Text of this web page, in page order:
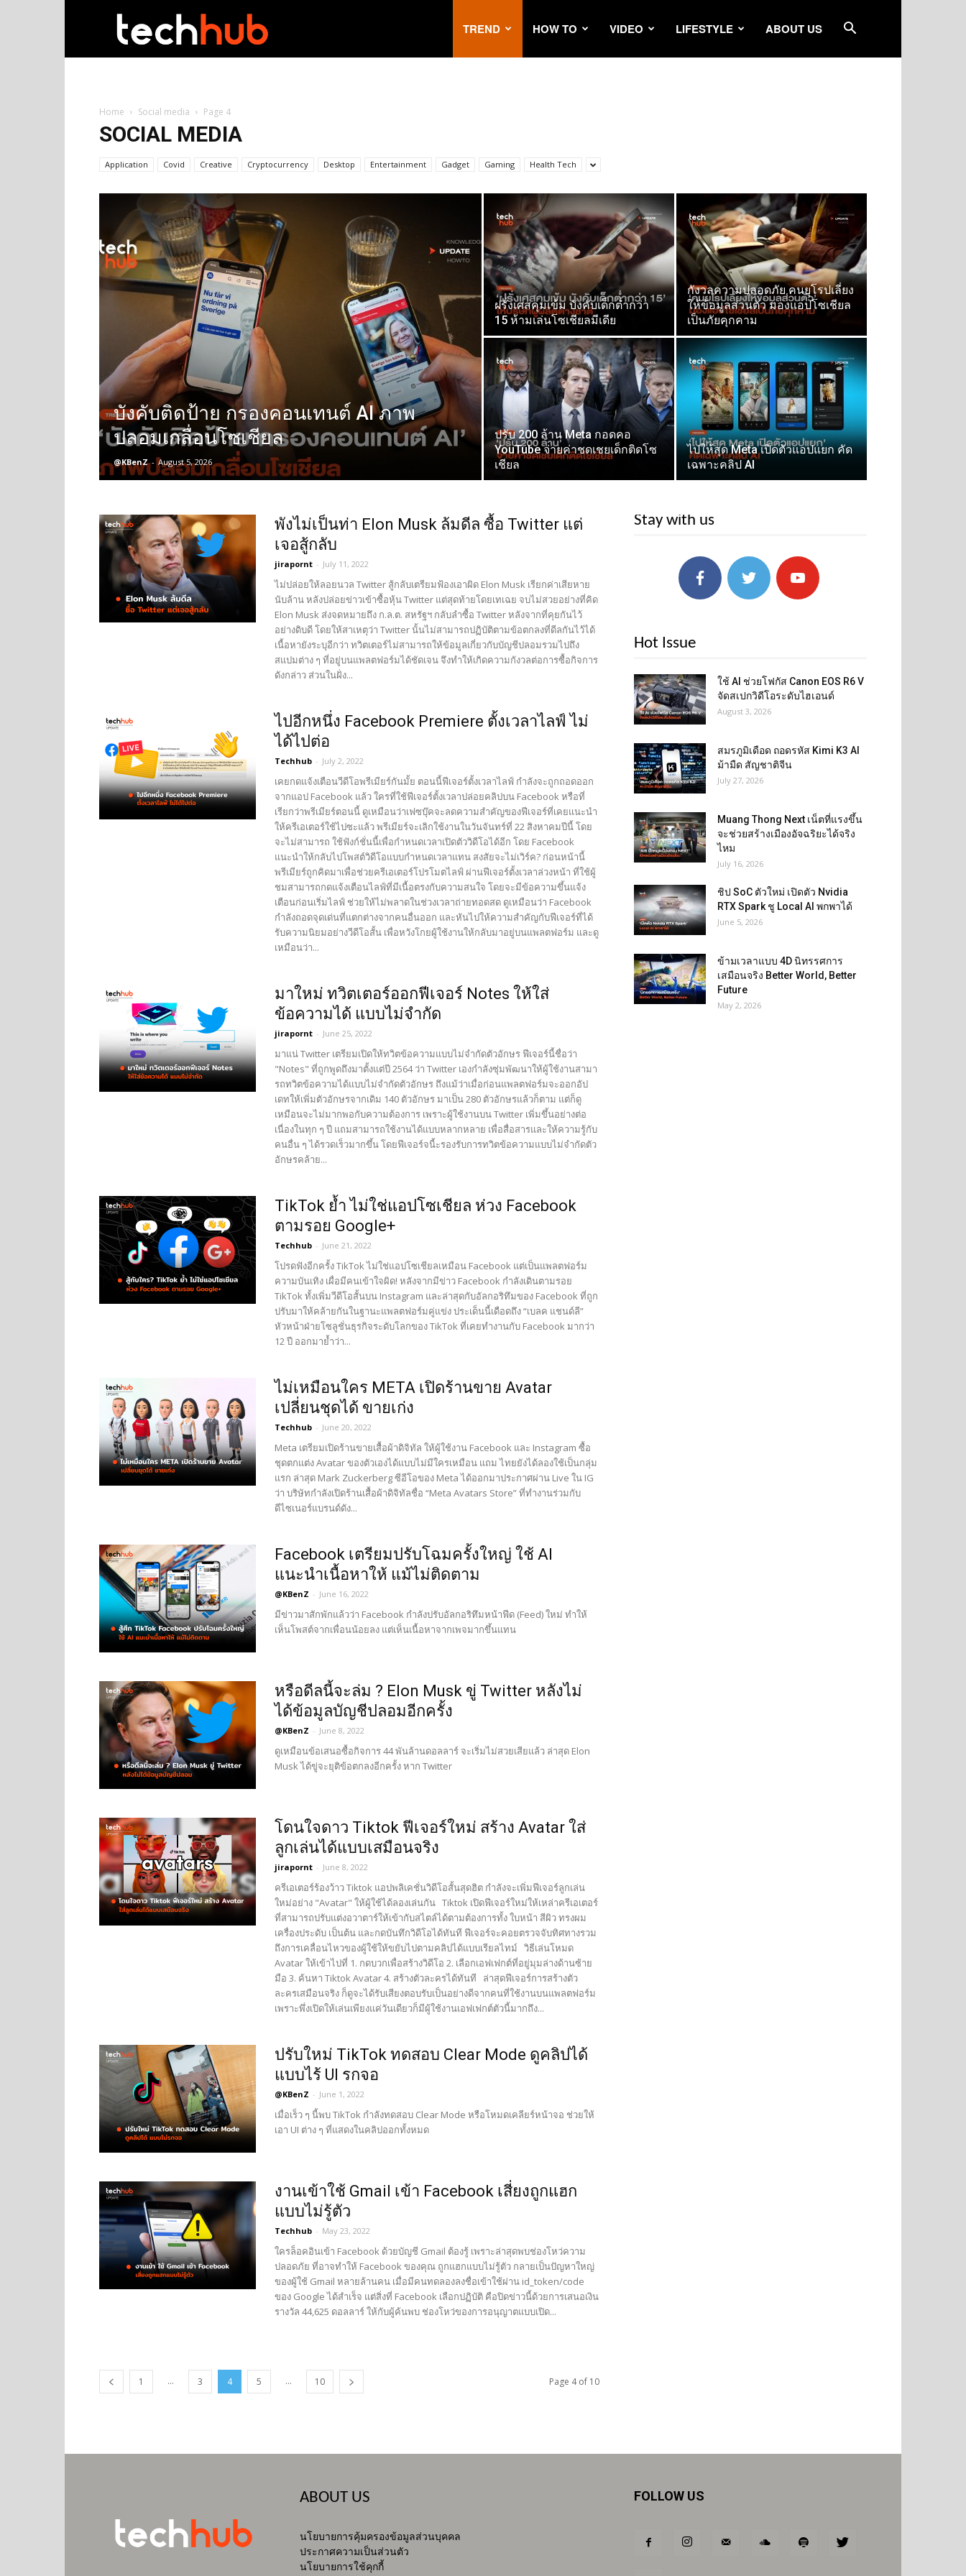
TREND HOW TO VIDEO LIFESTYLE ABOUT US
Home Social media Page 4
SOCIAL MEDIA
Application Covid Creative Cryptocurrency Desktop Entertainment Gadget Gaming Health Tech
บังคับติดป้าย กรองคอนเทนต์ AI ภาพ
ปลอมเกลื่อนโซเชียล
@KBenZ - August 5, 2026
ฝรั่งเศสคุมเข้ม บังคับเด็กต่ำกว่า
15 ห้ามเล่นโซเชียลมีเดีย
กังวลความปลอดภัย คนยุโรปเลี่ยง
ให้ข้อมูลส่วนตัว มองแอปโซเชียล
เป็นภัยคุกคาม
ปรับ 200 ล้าน Meta กอดคอ
YouTube จ่ายค่าชดเชยเด็กติดโซ
เชียล
ไปให้สุด Meta เปิดตัวแอปแยก คัด
เฉพาะคลิป AI
พังไม่เป็นท่า Elon Musk ล้มดีล ซื้อ Twitter แต่
เจอสู้กลับ
jirapornt - July 11, 2022
ไม่ปล่อยให้ลอยนวล Twitter สู้กลับเตรียมฟ้องเอาผิด Elon Musk เรียกค่าเสียหาย
นับล้าน หลังปล่อยข่าวเข้าซื้อหุ้น Twitter แต่สุดท้ายโดยเทเฉย จบไม่สวยอย่างที่คิด
Elon Musk ส่งจดหมายถึง ก.ล.ต. สหรัฐฯ กลับลำซื้อ Twitter หลังจากที่คุยกันไว้
อย่างดิบดี โดยให้สาเหตุว่า Twitter นั้นไม่สามารถปฏิบัติตามข้อตกลงที่ดีลกันไว้ได้
เนื้อหายังระบุอีกว่า ทวิตเตอร์ไม่สามารถให้ข้อมูลเกี่ยวกับบัญชีปลอมรวมไปถึง
สแปมต่าง ๆ ที่อยู่บนแพลตฟอร์มได้ชัดเจน จึงทำให้เกิดความกังวลต่อการซื้อกิจการ
ดังกล่าว ส่วนในฝั่ง...
ไปอีกหนึ่ง Facebook Premiere ตั้งเวลาไลฟ์ ไม่
ได้ไปต่อ
Techhub - July 2, 2022
เคยกดแจ้งเตือนวีดีโอพรีเมียร์กันมั้ย ตอนนี้ฟีเจอร์ตั้งเวลาไลฟ์ กำลังจะถูกถอดออก
จากแอป Facebook แล้ว ใครที่ใช้ฟีเจอร์ตั้งเวลาปล่อยคลิปบน Facebook หรือที่
เรียกว่าพรีเมียร์ตอนนี้ ดูเหมือนว่าเฟซบุ๊คจะลดความสำคัญของฟีเจอร์ที่เคยแนะนำ
ให้ครีเอเตอร์ใช้ไปซะแล้ว พรีเมียร์จะเลิกใช้งานในวันจันทร์ที่ 22 สิงหาคมปีนี้ โดย
จะไม่สามารถ ใช้ฟังก์ชั่นนี้เพื่อกำหนดเวลาเปิดตัววิดีโอได้อีก โดย Facebook
แนะนำให้กลับไปโพสต์วิดีโอแบบกำหนดเวลาแทน สงสัยจะไม่เวิร์ค? ก่อนหน้านี้
พรีเมียร์ถูกคิดมาเพื่อช่วยครีเอเตอร์โปรโมตไลฟ์ ผ่านฟีเจอร์ตั้งเวลาล่วงหน้า ที่ใช้ผู้
ชมสามารถกดแจ้งเตือนไลฟ์ที่มีเนื้อตรงกับความสนใจ โดยจะมีข้อความขึ้นแจ้ง
เตือนก่อนเริ่มไลฟ์ ช่วยให้ไม่พลาดในช่วงเวลาถ่ายทอดสด ดูเหมือนว่า Facebook
กำลังถอดจุดเด่นที่แตกต่างจากคนอื่นออก และหันไปให้ความสำคัญกับฟีเจอร์ที่ได้
รับความนิยมอย่างวีดีโอสั้น เพื่อหวังโกยผู้ใช้งานให้กลับมาอยู่บนแพลตฟอร์ม และดู
เหมือนว่า...
มาใหม่ ทวิตเตอร์ออกฟีเจอร์ Notes ให้ใส่
ข้อความได้ แบบไม่จำกัด
jirapornt - June 25, 2022
มาแน่ Twitter เตรียมเปิดให้ทวิตข้อความแบบไม่จำกัดตัวอักษร ฟีเจอร์นี้ชื่อว่า
"Notes" ที่ถูกพูดถึงมาตั้งแต่ปี 2564 ว่า Twitter เองกำลังซุ่มพัฒนาให้ผู้ใช้งานสามา
รถทวิตข้อความได้แบบไม่จำกัดตัวอักษร ถึงแม้ว่าเมื่อก่อนแพลตฟอร์มจะออกอัป
เดทให้เพิ่มตัวอักษรจากเดิม 140 ตัวอักษร มาเป็น 280 ตัวอักษรแล้วก็ตาม แต่ก็ดู
เหมือนจะไม่มากพอกับความต้องการ เพราะผู้ใช้งานบน Twitter เพิ่มขึ้นอย่างต่อ
เนื่องในทุก ๆ ปี แถมสามารถใช้งานได้แบบหลากหลาย เพื่อสื่อสารและให้ความรู้กับ
คนอื่น ๆ ได้รวดเร็วมากขึ้น โดยฟีเจอร์จนี้ะรองรับการทวิตข้อความแบบไม่จำกัดตัว
อักษรคล้าย...
TikTok ย้ำ ไม่ใช่แอปโซเชียล ห่วง Facebook
ตามรอย Google+
Techhub - June 21, 2022
โปรดฟังอีกครั้ง TikTok ไม่ใช่แอปโซเชียลเหมือน Facebook แต่เป็นแพลตฟอร์ม
ความบันเทิง เผื่อมีคนเข้าใจผิด! หลังจากมีข่าว Facebook กำลังเดินตามรอย
TikTok ทั้งเพิ่มวีดีโอสั้นบน Instagram และล่าสุดกับอัลกอริทึมของ Facebook ที่ถูก
ปรับมาให้คล้ายกันในฐานะแพลตฟอร์มคู่แข่ง ประเด็นนี้เดือดถึง “เบลค แชนด์ลี”
หัวหน้าฝ่ายโซลูชั่นธุรกิจระดับโลกของ TikTok ที่เคยทำงานกับ Facebook มากว่า
12 ปี ออกมาย้ำว่า...
ไม่เหมือนใคร META เปิดร้านขาย Avatar
เปลี่ยนชุดได้ ขายเก่ง
Techhub - June 20, 2022
Meta เตรียมเปิดร้านขายเสื้อผ้าดิจิทัล ให้ผู้ใช้งาน Facebook และ Instagram ซื้อ
ชุดตกแต่ง Avatar ของตัวเองได้แบบไม่มีใครเหมือน แถม ไทยยังได้ลองใช้เป็นกลุ่ม
แรก ล่าสุด Mark Zuckerberg ซีอีโอของ Meta ได้ออกมาประกาศผ่าน Live ใน IG
ว่า บริษัทกำลังเปิดร้านเสื้อผ้าดิจิทัลชื่อ “Meta Avatars Store” ที่ทำงานร่วมกับ
ดีไซเนอร์แบรนด์ดัง...
Facebook เตรียมปรับโฉมครั้งใหญ่ ใช้ AI
แนะนำเนื้อหาให้ แม้ไม่ติดตาม
@KBenZ - June 16, 2022
มีข่าวมาสักพักแล้วว่า Facebook กำลังปรับอัลกอริทึมหน้าฟีด (Feed) ใหม่ ทำให้
เห็นโพสต์จากเพื่อนน้อยลง แต่เห็นเนื้อหาจากเพจมากขึ้นแทน
หรือดีลนี้จะล่ม ? Elon Musk ขู่ Twitter หลังไม่
ได้ข้อมูลบัญชีปลอมอีกครั้ง
@KBenZ - June 8, 2022
ดูเหมือนข้อเสนอซื้อกิจการ 44 พันล้านดอลลาร์ จะเริ่มไม่สวยเสียแล้ว ล่าสุด Elon
Musk ได้ขู่จะยุติข้อตกลงอีกครั้ง หาก Twitter
โดนใจดาว Tiktok ฟีเจอร์ใหม่ สร้าง Avatar ใส่
ลูกเล่นได้แบบเสมือนจริง
jirapornt - June 8, 2022
ครีเอเตอร์ร้องว้าว Tiktok แอปพลิเคชั่นวิดีโอสั้นสุดฮิต กำลังจะเพิ่มฟีเจอร์ลูกเล่น
ใหม่อย่าง "Avatar" ให้ผู้ใช้ได้ลองเล่นกัน Tiktok เปิดฟีเจอร์ใหม่ให้เหล่าครีเอเตอร์
ที่สามารถปรับแต่งอวาตาร์ให้เข้ากับสไตล์ได้ตามต้องการทั้ง ใบหน้า สีผิว ทรงผม
เครื่องประดับ เป็นต้น และกดบันทึกวิดีโอได้ทันที ฟีเจอร์จะคอยตรวจจับทิศทางรวม
ถึงการเคลื่อนไหวของผู้ใช้ให้ขยับไปตามคลิปได้แบบเรียลไทม์ วิธีเล่นโหมด
Avatar ให้เข้าไปที่ 1. กดบวกเพื่อสร้างวิดีโอ 2. เลือกเอฟเฟกต์ที่อยู่มุมล่างด้านซ้าย
มือ 3. ค้นหา Tiktok Avatar 4. สร้างตัวละครได้ทันที ล่าสุดฟีเจอร์การสร้างตัว
ละครเสมือนจริง ก็ดูจะได้รับเสียงตอบรับเป็นอย่างดีจากคนที่ใช้งานบนแพลตฟอร์ม
เพราะพึ่งเปิดให้เล่นเพียงแค่วันเดียวก็มีผู้ใช้งานเอฟเฟกต์ตัวนี้มากถึง...
ปรับใหม่ TikTok ทดสอบ Clear Mode ดูคลิปได้
แบบไร้ UI รกจอ
@KBenZ - June 1, 2022
เมื่อเร็ว ๆ นี้พบ TikTok กำลังทดสอบ Clear Mode หรือโหมดเคลียร์หน้าจอ ช่วยให้
เอา UI ต่าง ๆ ที่แสดงในคลิปออกทั้งหมด
งานเข้าใช้ Gmail เข้า Facebook เสี่ยงถูกแฮก
แบบไม่รู้ตัว
Techhub - May 23, 2022
ใครล็อคอินเข้า Facebook ด้วยบัญชี Gmail ต้องรู้ เพราะล่าสุดพบช่องโหว่ความ
ปลอดภัย ที่อาจทำให้ Facebook ของคุณ ถูกแฮกแบบไม่รู้ตัว กลายเป็นปัญหาใหญ่
ของผู้ใช้ Gmail หลายล้านคน เมื่อมีคนทดลองลงชื่อเข้าใช้ผ่าน id_token/code
ของ Google ได้สำเร็จ แต่สิ่งที่ Facebook เลือกปฏิบัติ คือปิดข่าวนี้ด้วยการเสนอเงิน
รางวัล 44,625 ดอลลาร์ ให้กับผู้ค้นพบ ช่องโหว่ของการอนุญาตแบบเปิด...
1 ... 3 4 5 ... 10 Page 4 of 10
Stay with us
Hot Issue
ใช้ AI ช่วยโฟกัส Canon EOS R6 V
จัดสเปกวิดีโอระดับไฮเอนด์
August 3, 2026
สมรภูมิเดือด ถอดรหัส Kimi K3 AI
ม้ามืด สัญชาติจีน
July 27, 2026
Muang Thong Next เน็ตที่แรงขึ้น
จะช่วยสร้างเมืองอัจฉริยะได้จริง
ไหม
July 16, 2026
ชิป SoC ตัวใหม่ เปิดตัว Nvidia
RTX Spark ชู Local AI พกพาได้
June 5, 2026
ข้ามเวลาแบบ 4D นิทรรศการ
เสมือนจริง Better World, Better
Future
May 2, 2026
ABOUT US
นโยบายการคุ้มครองข้อมูลส่วนบุคคล
ประกาศความเป็นส่วนตัว
นโยบายการใช้คุกกี้
FOLLOW US